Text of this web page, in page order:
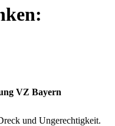
VZ Bayern
und Ungerechtigkeit.